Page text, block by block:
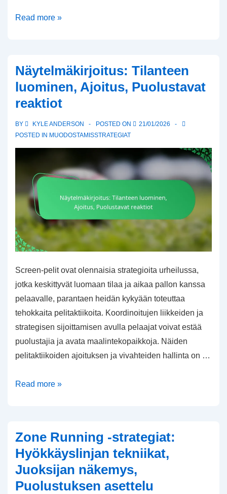
Pelinpiirto:
Pelinrakentajan
päätökset
Read more »
Näytelmäkirjoitus: Tilanteen
luominen, Ajoitus, Puolustavat
reaktiot
BY KYLE ANDERSON POSTED ON
21/01/2026
POSTED IN MUODOSTAMISSTRATEGIAT
Screen-pelit ovat olennaisia strategioita urheilussa,
jotka keskittyvät luomaan tilaa ja aikaa pallon kanssa
pelaavalle, parantaen heidän kykyään toteuttaa
tehokkaita pelitaktiikoita. Koordinoitujen liikkeiden ja
strategisen sijoittamisen avulla pelaajat voivat estää
puolustajia ja avata maalintekopaikkoja. Näiden
pelitaktiikoiden ajoituksen ja vivahteiden hallinta on …
Näytelmäkirjoitus:
Puolustavat
reaktiot
Read more »
Zone Running -strategiat:
Hyökkäyslinjan tekniikat,
Juoksijan näkemys,
Puolustuksen asettelu